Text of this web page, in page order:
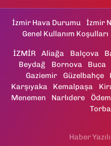
İzmir Hava Durumu İzmir
Genel Kullanım Koşulları
İZMİR Aliağa Balçova
Beydağ
Bornova Buca
Gaziemir
Güzelbahçe
Karşıyaka
Kemalpaşa
Menemen
Narlıdere
Haber